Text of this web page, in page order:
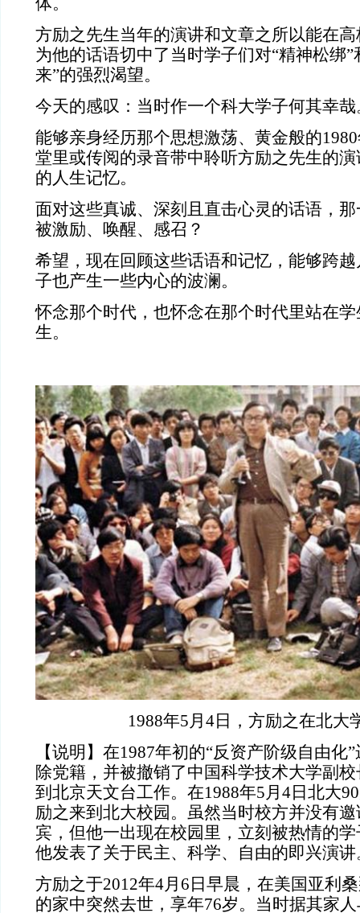
方励之先生当年的演讲和文章之所以能在
为他的话语切中了当时学子们对“精神松绑”
来”的强烈渴望。
今天的感叹：当时作一个科大学子何其幸哉
能够亲身经历那个思想激荡、黄金般的
堂里或传阅的录音带中聆听方励之先生的
的人生记忆。
面对这些真诚、深刻且直击心灵的话语，
被激励、唤醒、感召？
希望，现在回顾这些话语和记忆，能够跨
子也产生一些内心的波澜。
怀念那个时代，也怀念在那个时代里站在
生。
1988年5月4日，方励之在北大
【说明】在1987年初的“反资产阶级自由化
除党籍，并被撤销了中国科学技术大学副
到北京天文台工作。在1988年5月4日北大
励之来到北大校园。虽然当时校方并没有
宾，但他一出现在校园里，立刻被热情的
他发表了关于民主、科学、自由的即兴演讲
方励之于2012年4月6日早晨，在美国亚利
的家中突然去世，享年76岁。当时据其家